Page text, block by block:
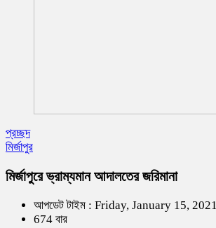
প্রচ্ছদ
মির্জাপুর
মির্জাপুরে ভ্রাম্যমান আদালতের জরিমানা
আপডেট টাইম : Friday, January 15, 2021
674 বার